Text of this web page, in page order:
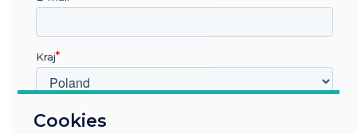
display in conjunction with an Intel OPS PC. Users simply
download the DisplayNote Launcher App onto their
phones. From the app, they connect to the UX Pro display
and start their meeting, launching Webex on the large
format display. Anyone can do this, without needing to
have training or special access to the UX Pro display.
Cookies
Kraj
W jakiej branży pracujesz?